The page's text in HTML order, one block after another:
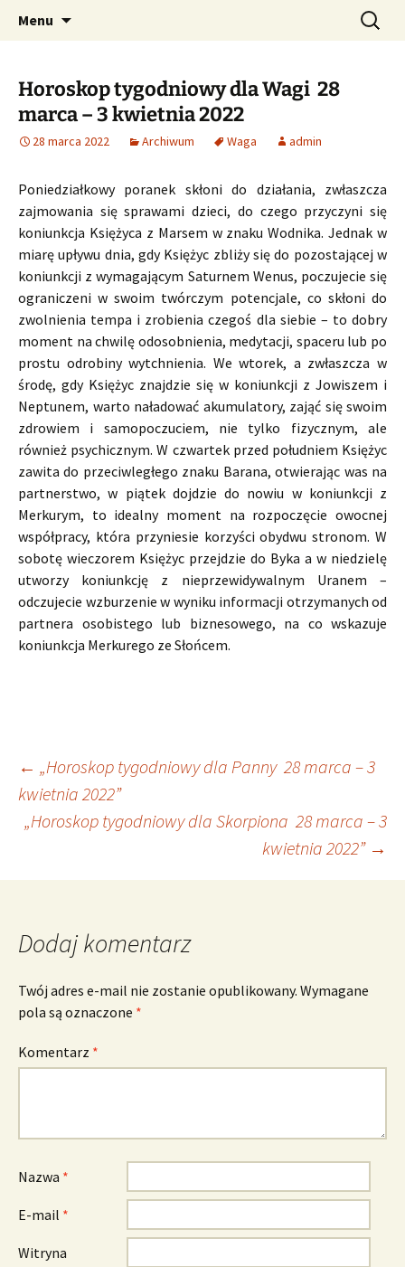
CzaroMarowy horoskop
dzienny, miesięczny i
tygodniowy
Profesjonalne przepowiednie astrologiczne
Menu Szukaj:
Horoskop tygodniowy dla Wagi 28
marca – 3 kwietnia 2022
28 marca 2022 Archiwum Waga admin
Poniedziałkowy poranek skłoni do działania, zwłaszcza
zajmowania się sprawami dzieci, do czego przyczyni się
koniunkcja Księżyca z Marsem w znaku Wodnika. Jednak w
miarę upływu dnia, gdy Księżyc zbliży się do pozostającej w
koniunkcji z wymagającym Saturnem Wenus, poczujecie się
ograniczeni w swoim twórczym potencjale, co skłoni do
zwolnienia tempa i zrobienia czegoś dla siebie – to dobry
moment na chwilę odosobnienia, medytacji, spaceru lub po
prostu odrobiny wytchnienia. We wtorek, a zwłaszcza w
środę, gdy Księżyc znajdzie się w koniunkcji z Jowiszem i
Neptunem, warto naładować akumulatory, zająć się swoim
zdrowiem i samopoczuciem, nie tylko fizycznym, ale
również psychicznym. W czwartek przed południem Księżyc
zawita do przeciwległego znaku Barana, otwierając was na
partnerstwo, w piątek dojdzie do nowiu w koniunkcji z
Merkurym, to idealny moment na rozpoczęcie owocnej
współpracy, która przyniesie korzyści obydwu stronom. W
sobotę wieczorem Księżyc przejdzie do Byka a w niedzielę
utworzy koniunkcję z nieprzewidywalnym Uranem –
odczujecie wzburzenie w wyniku informacji otrzymanych od
partnera osobistego lub biznesowego, na co wskazuje
koniunkcja Merkurego ze Słońcem.
Nawigacja
wpisu
← „Horoskop tygodniowy dla Panny 28 marca – 3
kwietnia 2022”
„Horoskop tygodniowy dla Skorpiona 28 marca – 3
kwietnia 2022” →
Dodaj komentarz
Twój adres e-mail nie zostanie opublikowany. Wymagane
pola są oznaczone *
Komentarz *
Nazwa *
E-mail *
Witryna